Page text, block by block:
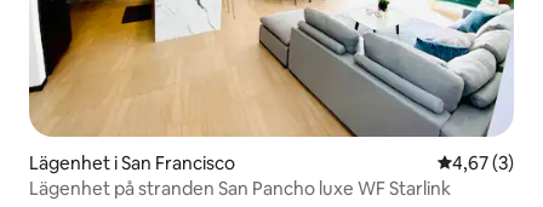
Lägenhet i San Francisco 4,67 av 5 i
4,67 (3)
Lägenhet på stranden San Pancho luxe WF Starlink